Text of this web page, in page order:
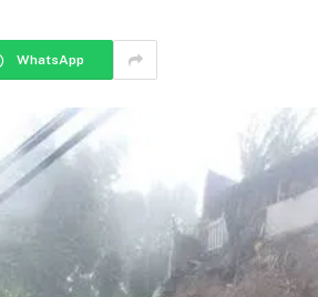
WhatsApp